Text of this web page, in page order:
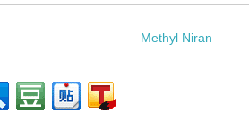
Methyl Niran